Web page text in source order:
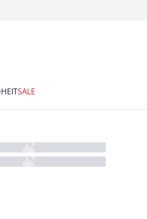
SALE